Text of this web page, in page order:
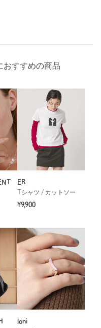
おすすめの商品
ER
Tシャツ / カットソー
¥9,900
loni